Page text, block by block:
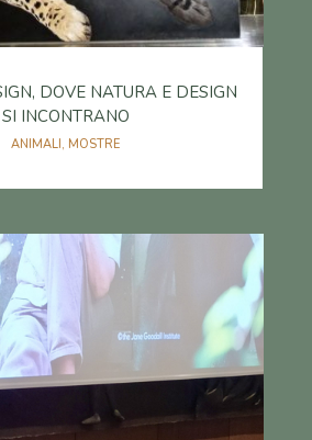
DOVE NATURA E DESIGN
SI INCONTRANO
ANIMALI, MOSTRE